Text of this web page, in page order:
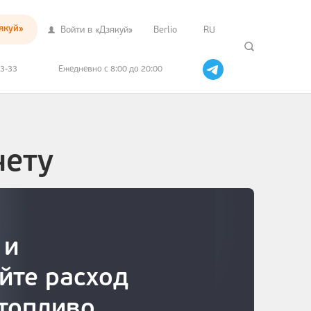
Войти в «Дзякуй» Berlio RU
33 Ежедневно с 8:00 до 20:00
расход